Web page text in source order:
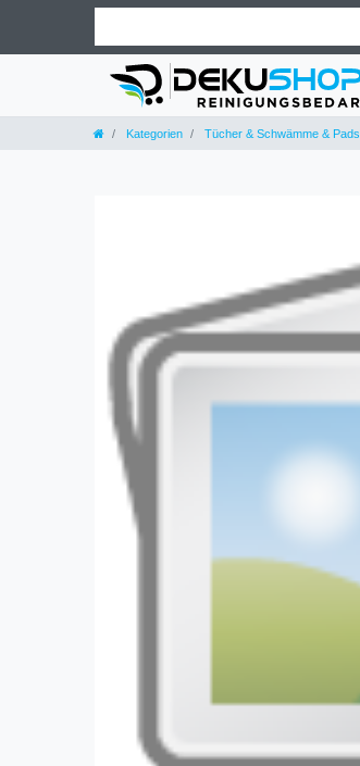
Kategorien Tücher & Schwämme & Pads